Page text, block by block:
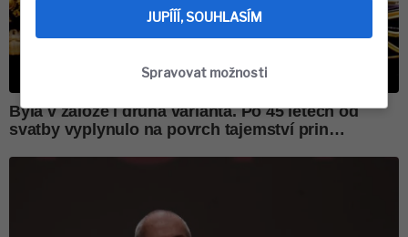
JUPÍÍÍ, SOUHLASÍM
Spravovat možnosti